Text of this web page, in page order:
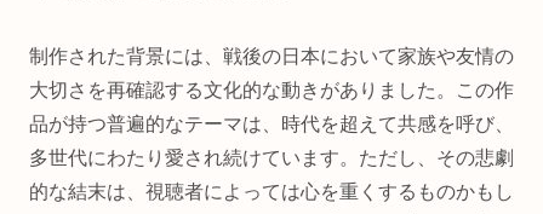
制作された背景には、戦後の日本において家族や友情の
大切さを再確認する文化的な動きがありました。この作
品が持つ普遍的なテーマは、時代を超えて共感を呼び、
多世代にわたり愛され続けています。ただし、その悲劇
的な結末は、視聴者によっては心を重くするものかもし